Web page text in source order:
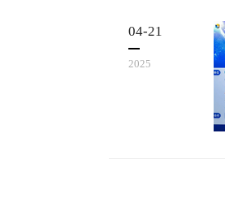
2025
04-21